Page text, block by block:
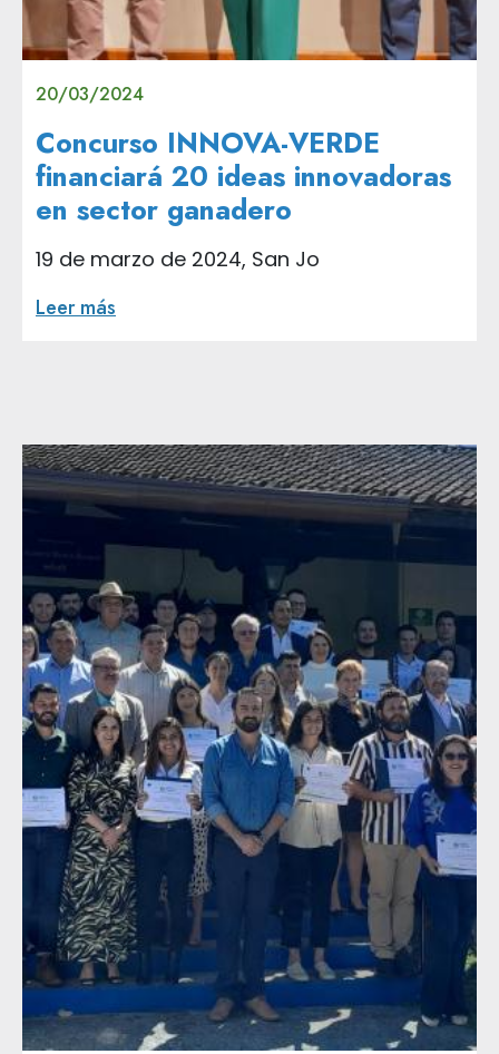
20/03/2024
Concurso INNOVA-VERDE
financiará 20 ideas innovadoras
en sector ganadero
19 de marzo de 2024, San Jo
Leer más